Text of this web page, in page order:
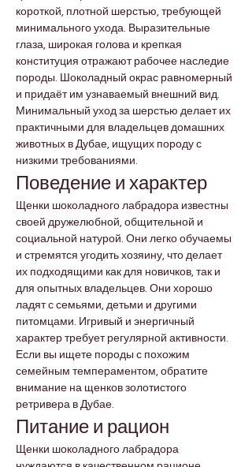
короткой, плотной шерстью, требующей
минимального ухода. Выразительные
глаза, широкая голова и крепкая
конституция отражают рабочее наследие
породы. Шоколадный окрас равномерный
и придаёт им узнаваемый внешний вид.
Минимальный уход за шерстью делает их
практичными для владельцев домашних
животных в Дубае, ищущих породу с
низкими требованиями.
Поведение и характер
Щенки шоколадного лабрадора известны
своей дружелюбной, общительной и
социальной натурой. Они легко обучаемы
и стремятся угодить хозяину, что делает
их подходящими как для новичков, так и
для опытных владельцев. Они хорошо
ладят с семьями, детьми и другими
питомцами. Игривый и энергичный
характер требует регулярной активности.
Если вы ищете породы с похожим
семейным темпераментом, обратите
внимание на щенков золотистого
ретривера в Дубае.
Питание и рацион
Щенки шоколадного лабрадора